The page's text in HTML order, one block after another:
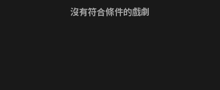
沒有符合條件的戲劇